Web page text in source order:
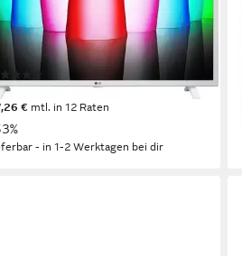
cm/32 Zoll
Diagonale
Bildschirmtechnologie
HD Auflösung
€
399,00 €
€ mtl. in 12 Raten
- in 1-2 Werktagen bei dir